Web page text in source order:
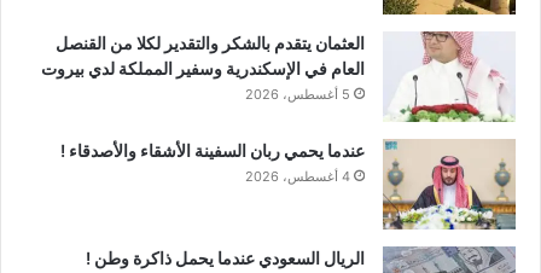
العثمان يتقدم بالشكر والتقدير لكلا من القنصل
العام في الإسكندرية وسفير المملكة لدي بيروت
5 أغسطس، 2026
عندما يحمي ربان السفينة الأشقاء والأصدقاء !
4 أغسطس، 2026
الريال السعودي عندما يحمل ذاكرة وطن !